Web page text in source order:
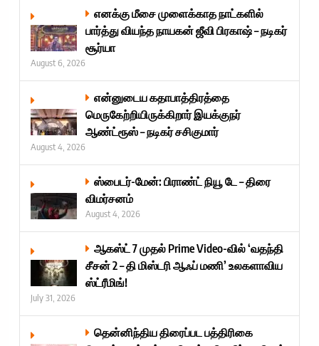
எனக்கு மீசை முளைக்காத நாட்களில்
பார்த்து வியந்த நாயகன் ஜீவி பிரகாஷ் – நடிகர்
சூர்யா
August 6, 2026
என்னுடைய கதாபாத்திரத்தை
மெருகேற்றியிருக்கிறார் இயக்குநர்
ஆண்ட்ரூஸ் – நடிகர் சசிகுமார்
August 4, 2026
ஸ்பைடர்-மேன்: பிராண்ட் நியூ டே – திரை
விமர்சனம்
August 4, 2026
ஆகஸ்ட் 7 முதல் Prime Video-வில் ‘வதந்தி
சீசன் 2 – தி மிஸ்டரி ஆஃப் மணி’ உலகளாவிய
ஸ்ட்ரீமிங்!
July 31, 2026
தென்னிந்திய திரைப்பட பத்திரிகை